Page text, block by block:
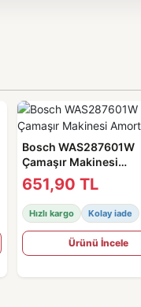
Bosch WAS287601W
Çamaşır Makinesi
Amortisör
651,90 TL
Hızlı kargo Kolay iade
Ürünü İncele